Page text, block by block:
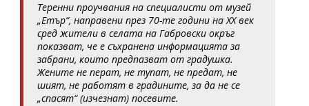
Теренни проучвания на специалисти от музей
„Етър“, направени през 70-те години на ХХ век
сред жители в селата на Габровски окръг
показват, че е съхранена информацията за
забрани, които предпазват от градушка.
Жените не перат, не тупат, не предат, не
шият, не работят в градините, за да не се
„спасят“ (изчезнат) посевите.